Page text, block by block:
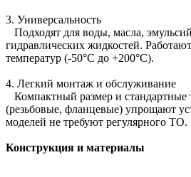
3. Универсальность
Подходят для воды, масла,
гидравлических жидкостей.
температур (-50°C до +200°C).
4. Легкий монтаж и обслуживание
Компактный размер и
(резьбовые, фланцевые) упрощают
моделей не требуют регулярного ТО.
Конструкция и материалы